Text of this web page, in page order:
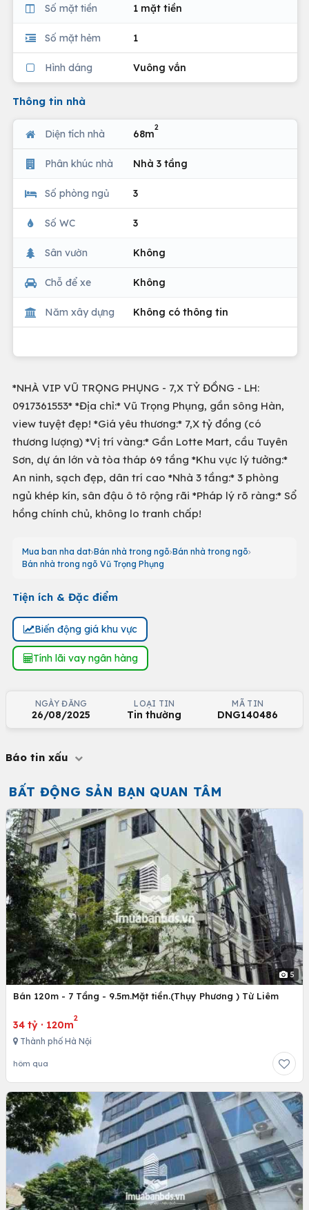
Số mặt tiền 1 mặt tiền
Số mặt hẻm 1
Hình dáng Vuông vắn
Thông tin nhà
Diện tích nhà 68m
2
Phân khúc nhà Nhà 3 tầng
Số phòng ngủ 3
Số WC 3
Sân vườn Không
Chỗ để xe Không
Năm xây dựng Không có thông tin
*NHÀ VIP VŨ TRỌNG PHỤNG - 7,X TỶ ĐỒNG - LH:
0917361553* *Địa chỉ:* Vũ Trọng Phụng, gần sông Hàn,
view tuyệt đẹp! *Giá yêu thương:* 7,X tỷ đồng (có
thương lượng) *Vị trí vàng:* Gần Lotte Mart, cầu Tuyên
Sơn, dự án lớn và tòa tháp 69 tầng *Khu vực lý tưởng:*
An ninh, sạch đẹp, dân trí cao *Nhà 3 tầng:* 3 phòng
ngủ khép kín, sân đậu ô tô rộng rãi *Pháp lý rõ ràng:* Sổ
hồng chính chủ, không lo tranh chấp!
Mua ban nha dat Bán nhà trong ngõ Bán nhà trong ngõ
Bán nhà trong ngõ Vũ Trọng Phụng
Tiện ích & Đặc điểm
Biến động giá khu vực
Tính lãi vay ngân hàng
NGÀY ĐĂNG
26/08/2025
LOẠI TIN
Tin thường
MÃ TIN
DNG140486
Báo tin xấu
BẤT ĐỘNG SẢN BẠN QUAN TÂM
5
Bán 120m - 7 Tầng - 9.5m.Mặt tiền.(Thụy Phương ) Từ Liêm
34 tỷ · 120m
2
Thành phố Hà Nội
hôm qua